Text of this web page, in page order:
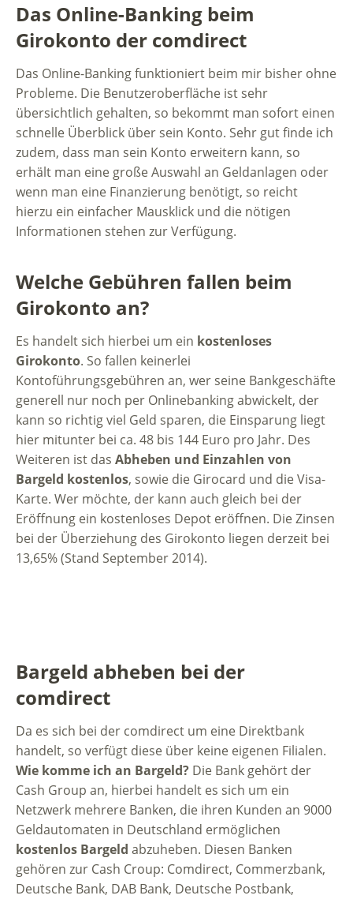
Das Online-Banking beim
Girokonto der comdirect
Das Online-Banking funktioniert beim mir bisher ohne
Probleme. Die Benutzeroberfläche ist sehr
übersichtlich gehalten, so bekommt man sofort einen
schnelle Überblick über sein Konto. Sehr gut finde ich
zudem, dass man sein Konto erweitern kann, so
erhält man eine große Auswahl an Geldanlagen oder
wenn man eine Finanzierung benötigt, so reicht
hierzu ein einfacher Mausklick und die nötigen
Informationen stehen zur Verfügung.
Welche Gebühren fallen beim
Girokonto an?
Es handelt sich hierbei um ein kostenloses
Girokonto. So fallen keinerlei
Kontoführungsgebühren an, wer seine Bankgeschäfte
generell nur noch per Onlinebanking abwickelt, der
kann so richtig viel Geld sparen, die Einsparung liegt
hier mitunter bei ca. 48 bis 144 Euro pro Jahr. Des
Weiteren ist das Abheben und Einzahlen von
Bargeld kostenlos, sowie die Girocard und die Visa-
Karte. Wer möchte, der kann auch gleich bei der
Eröffnung ein kostenloses Depot eröffnen. Die Zinsen
bei der Überziehung des Girokonto liegen derzeit bei
13,65% (Stand September 2014).
Bargeld abheben bei der
comdirect
Da es sich bei der comdirect um eine Direktbank
handelt, so verfügt diese über keine eigenen Filialen.
Wie komme ich an Bargeld? Die Bank gehört der
Cash Group an, hierbei handelt es sich um ein
Netzwerk mehrere Banken, die ihren Kunden an 9000
Geldautomaten in Deutschland ermöglichen
kostenlos Bargeld abzuheben. Diesen Banken
gehören zur Cash Croup: Comdirect, Commerzbank,
Deutsche Bank, DAB Bank, Deutsche Postbank,